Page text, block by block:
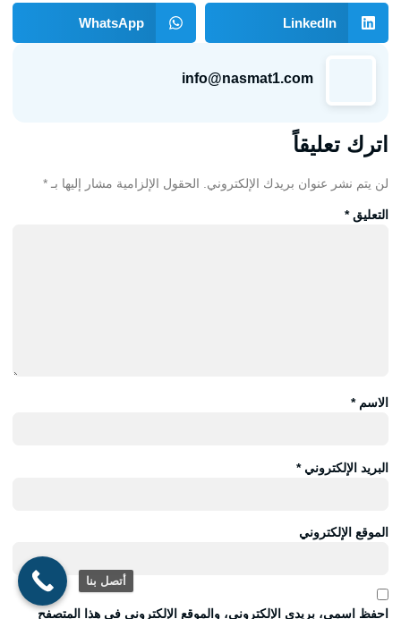
LinkedIn
WhatsApp
info@nasmat1.com
اترك تعليقاً
لن يتم نشر عنوان بريدك الإلكتروني. الحقول الإلزامية مشار إليها بـ *
التعليق*
الاسم*
البريد الإلكتروني*
الموقع الإلكتروني
احفظ اسمي، بريدي الإلكتروني، والموقع الإلكتروني في هذا المتصفح
أتصل بنا